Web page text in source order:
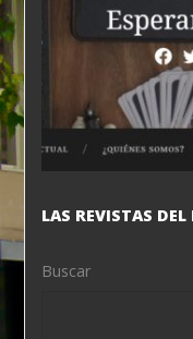
LAS REVISTAS
Buscar